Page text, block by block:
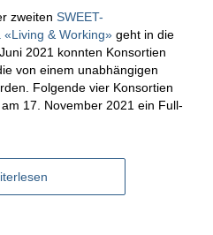
zweiten SWEET-
& Working»geht in die
2021 konnten Konsortien
von einem unabhängigen
Folgende vier Konsortien
17. November 2021 ein Full-